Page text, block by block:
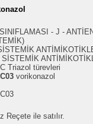
- J -
SİSTEMİK
Triazol türevleri
vorikonazol
Reçete ile satılır.